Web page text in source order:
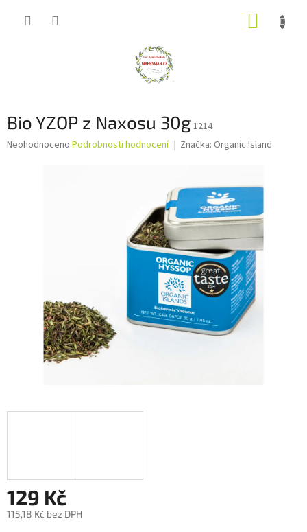
Bio YZOP z Naxosu 30g 1214
Průměrné
Neohodnoceno Podrobnosti hodnocení Značka: Organic Island
129 Kč
115,18 Kč bez DPH